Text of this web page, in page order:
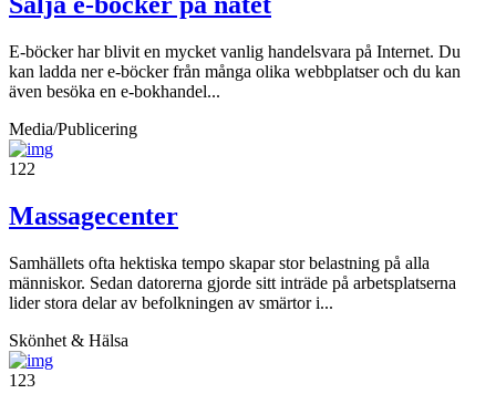
E-böcker har blivit en mycket vanlig handelsvara på Internet. Du
kan ladda ner e-böcker från många olika webbplatser och du kan
även besöka en e-bokhandel...
Media/Publicering
122
Massagecenter
Samhällets ofta hektiska tempo skapar stor belastning på alla
människor. Sedan datorerna gjorde sitt inträde på arbetsplatserna
lider stora delar av befolkningen av smärtor i...
Skönhet & Hälsa
123